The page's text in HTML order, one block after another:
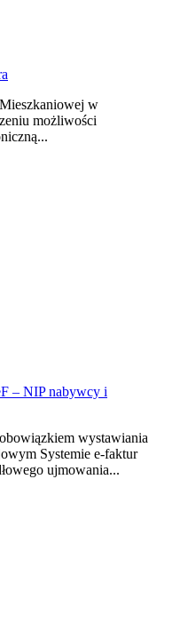
w
możliwości
– NIP nabywcy i
wystawiania
Systemie e-faktur
ujmowania...